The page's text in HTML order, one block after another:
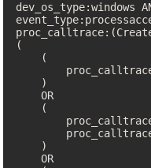
dev_os_type:windows
(
    (
    )
    OR
    (
    )
    OR